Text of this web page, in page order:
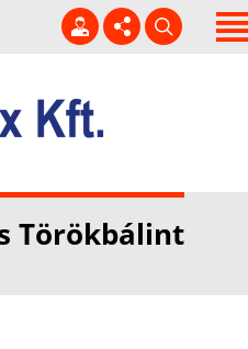
3920
7-16h
Törökbálint